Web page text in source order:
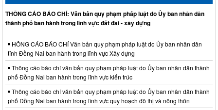
THÔNG CÁO BÁO CHÍ: Văn bản quy phạm pháp luật do Ủy ban nhân dân
thành phố ban hành trong lĩnh vực đất đai - xây dựng
HÔNG CÁO BÁO CHÍ Văn bản quy phạm pháp luật do Ủy ban nhân dân
tỉnh Đồng Nai ban hành trong lĩnh vực Xây dựng
Thông cáo báo chí văn bản quy phạm pháp luật do Ủy ban nhân dân thành
phố Đồng Nai ban hành trong lĩnh vực kiến trúc
Thông cáo báo chí văn bản quy phạm pháp luật do Ủy ban nhân dân thành
phố Đồng Nai ban hành trong lĩnh vực quy hoạch đô thị và nông thôn